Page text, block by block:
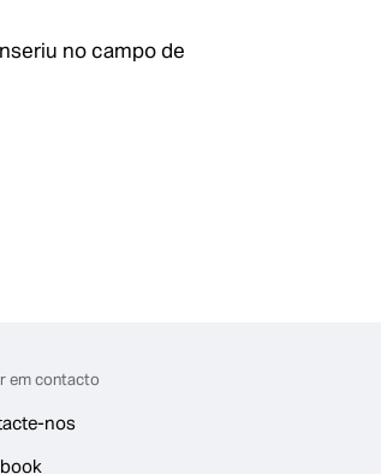
no campo de
em contacto
nos